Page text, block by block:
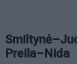
Preila–Nida